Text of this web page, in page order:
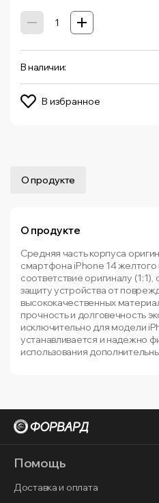
В наличии:
В избранное
О продукте
О продукте
Средняя часть корпуса
смартфона iPhone 14 желтого
соответствие оригиналу
защиту устройства от
высококачественных
прочность и долговечность
исключительно для модели
устанавливается и надежно
использования
Помощь
Доставка и оплата